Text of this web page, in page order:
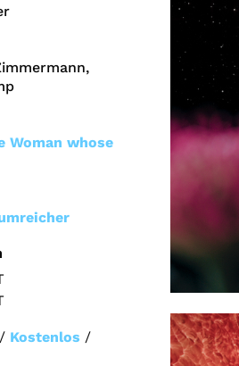
Woman whose
/ Kostenlos /